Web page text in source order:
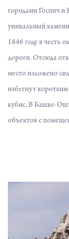
городами Госпич и
уникальный
1846 году в честь
дороги. Отсюда
место изложено
избегнут
кубис. В Башке-
объектов с